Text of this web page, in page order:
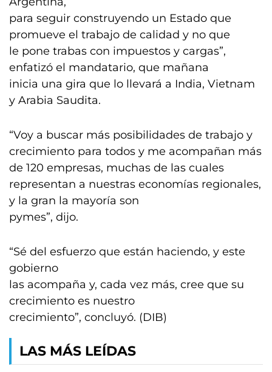
para seguir construyendo un Estado que
promueve el trabajo de calidad y no que
le pone trabas con impuestos y cargas”,
enfatizó el mandatario, que mañana
inicia una gira que lo llevará a India, Vietnam
y Arabia Saudita.
“Voy a buscar más posibilidades de trabajo y
crecimiento para todos y me acompañan más
de 120 empresas, muchas de las cuales
representan a nuestras economías regionales,
y la gran la mayoría son
pymes”, dijo.
“Sé del esfuerzo que están haciendo, y este
gobierno
las acompaña y, cada vez más, cree que su
crecimiento es nuestro
crecimiento”, concluyó. (DIB)
LAS MÁS LEÍDAS